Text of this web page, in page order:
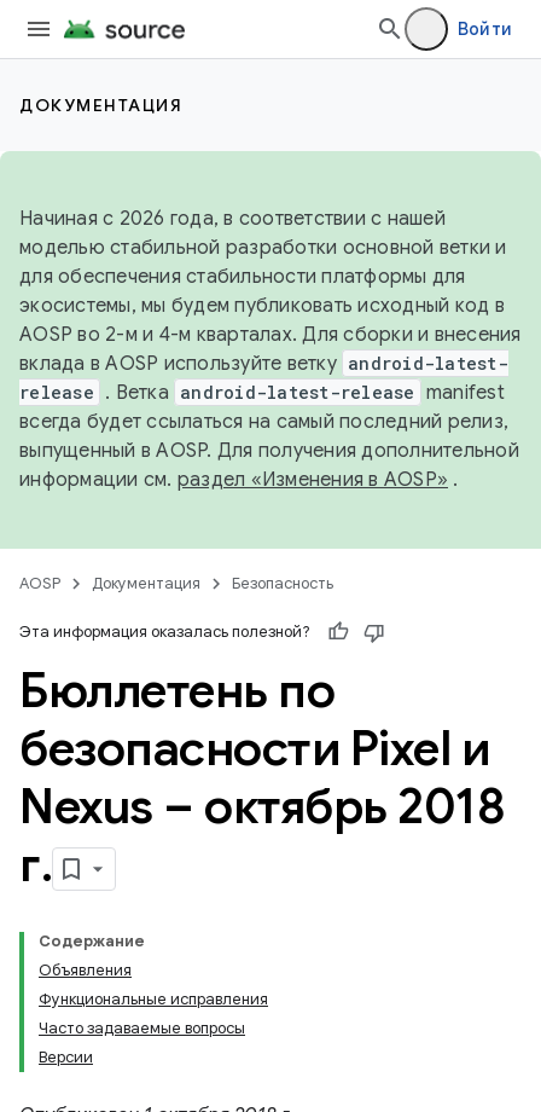
Войти
ДОКУМЕНТАЦИЯ
Начиная с 2026 года, в соответствии с нашей
моделью стабильной разработки основной ветки и
для обеспечения стабильности платформы для
экосистемы, мы будем публиковать исходный код в
AOSP во 2-м и 4-м кварталах. Для сборки и внесения
вклада в AOSP используйте ветку android-latest-
release . Ветка android-latest-release manifest
всегда будет ссылаться на самый последний релиз,
выпущенный в AOSP. Для получения дополнительной
информации см. раздел «Изменения в AOSP» .
AOSP Документация Безопасность
Эта информация оказалась полезной?
Бюллетень по
безопасности Pixel и
Nexus – октябрь 2018
г.
Содержание
Объявления
Функциональные исправления
Часто задаваемые вопросы
Версии